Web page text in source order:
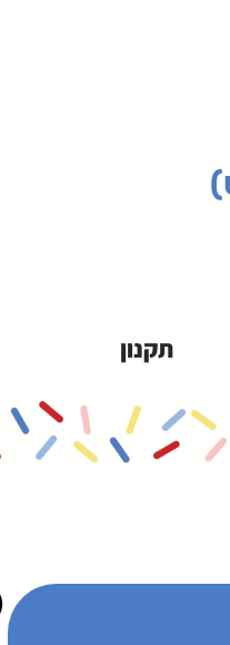
תקנון